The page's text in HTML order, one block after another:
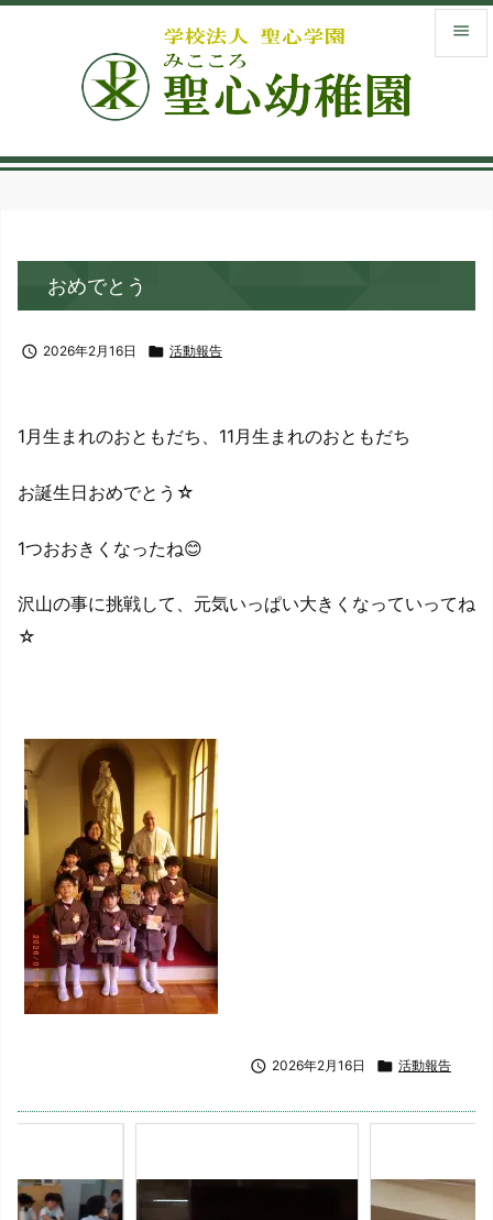

サイド
library_books
おめでとう
 2026年2月16日  活動報告
1月生まれのおともだち、11月生まれのおともだち
お誕生日おめでとう☆
1つおおきくなったね😊
沢山の事に挑戦して、元気いっぱい大きくなっていってね
☆
 2026年2月16日  活動報告